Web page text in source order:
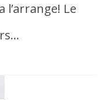
l’arrange! Le